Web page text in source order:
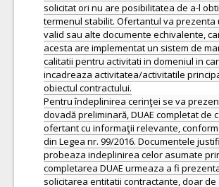
solicitat ori nu are posibilitatea de a-l
termenul stabilit. Ofertantul va prezenta
valid sau alte documente echivalente,
acesta are implementat un sistem de
calitatii pentru activitati in domeniul in
incadreaza activitatea/activitatile
obiectul contractului.
Pentru îndeplinirea cerinţei se va
dovadă preliminară, DUAE completat de
ofertant cu informaţii relevante, conform
din Legea nr. 99/2016. Documentele
probeaza indeplinirea celor asumate
completarea DUAE urmeaza a fi
solicitarea entitatii contractante, doar